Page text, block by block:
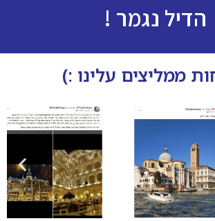
הדיל נגמר !
ממליצים עלינו :)